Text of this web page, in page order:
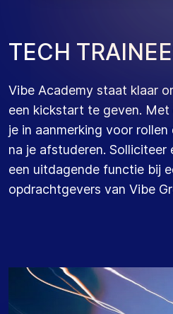
TECH TRAINEE
Vibe Academy staat klaar
een kickstart te geven. Met
je in aanmerking voor
na je afstuderen.
een uitdagende functie bij
opdrachtgevers van Vibe